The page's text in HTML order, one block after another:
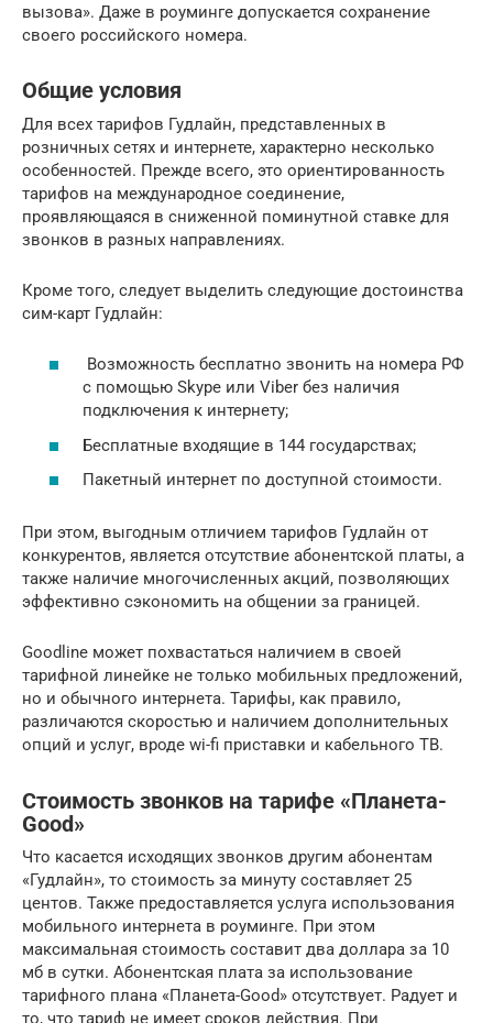
вызова». Даже в роуминге допускается сохранение
своего российского номера.
Общие условия
Для всех тарифов Гудлайн, представленных в
розничных сетях и интернете, характерно несколько
особенностей. Прежде всего, это ориентированность
тарифов на международное соединение,
проявляющаяся в сниженной поминутной ставке для
звонков в разных направлениях.
Кроме того, следует выделить следующие достоинства
сим-карт Гудлайн:
Возможность бесплатно звонить на номера РФ
с помощью Skype или Viber без наличия
подключения к интернету;
Бесплатные входящие в 144 государствах;
Пакетный интернет по доступной стоимости.
При этом, выгодным отличием тарифов Гудлайн от
конкурентов, является отсутствие абонентской платы, а
также наличие многочисленных акций, позволяющих
эффективно сэкономить на общении за границей.
Goodline может похвастаться наличием в своей
тарифной линейке не только мобильных предложений,
но и обычного интернета. Тарифы, как правило,
различаются скоростью и наличием дополнительных
опций и услуг, вроде wi-fi приставки и кабельного ТВ.
Стоимость звонков на тарифе «Планета-
Good»
Что касается исходящих звонков другим абонентам
«Гудлайн», то стоимость за минуту составляет 25
центов. Также предоставляется услуга использования
мобильного интернета в роуминге. При этом
максимальная стоимость составит два доллара за 10
мб в сутки. Абонентская плата за использование
тарифного плана «Планета-Good» отсутствует. Радует и
то, что тариф не имеет сроков действия. При